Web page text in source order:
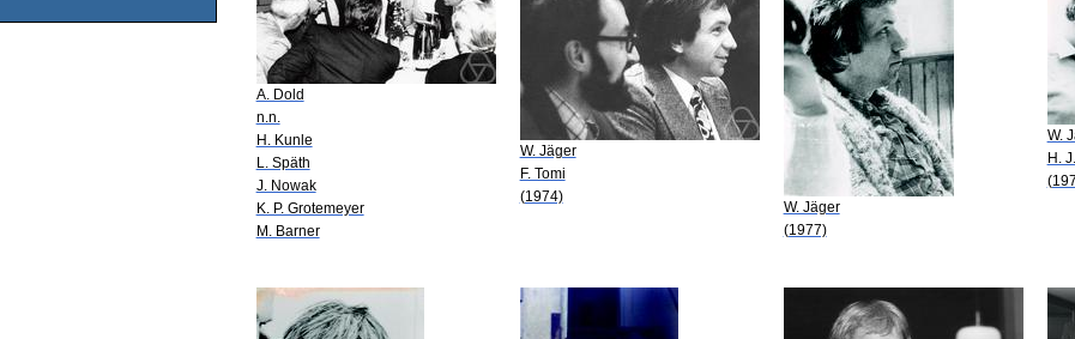
A. Dold
n.n.
H. Kunle
L. Späth
J. Nowak
K. P. Grotemeyer
M. Barner
W. Jäger
F. Tomi
(1974)
W. Jäger
(1977)
W.
H.